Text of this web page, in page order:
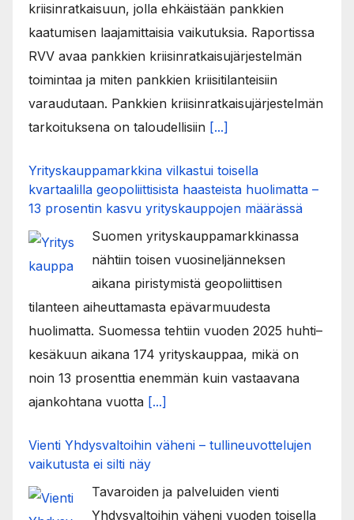
kriisinratkaisuun, jolla ehkäistään pankkien
kaatumisen laajamittaisia vaikutuksia. Raportissa
RVV avaa pankkien kriisinratkaisujärjestelmän
toimintaa ja miten pankkien kriisitilanteisiin
varaudutaan. Pankkien kriisinratkaisujärjestelmän
tarkoituksena on taloudellisiin [...]
Yrityskauppamarkkina vilkastui toisella
kvartaalilla geopoliittisista haasteista huolimatta –
13 prosentin kasvu yrityskauppojen määrässä
Suomen yrityskauppamarkkinassa
nähtiin toisen vuosineljänneksen
aikana piristymistä geopoliittisen
tilanteen aiheuttamasta epävarmuudesta
huolimatta. Suomessa tehtiin vuoden 2025 huhti–
kesäkuun aikana 174 yrityskauppaa, mikä on
noin 13 prosenttia enemmän kuin vastaavana
ajankohtana vuotta [...]
Vienti Yhdysvaltoihin väheni – tullineuvottelujen
vaikutusta ei silti näy
Tavaroiden ja palveluiden vienti
Yhdysvaltoihin väheni vuoden toisella